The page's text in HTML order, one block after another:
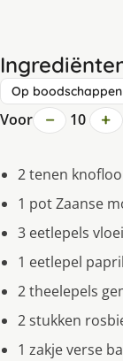
Op
Voor − 10 +
2 tenen
1 pot Zaanse
3 eetlepels
1 eetlepel
2 theelepels
2 stukken
1 zakje verse